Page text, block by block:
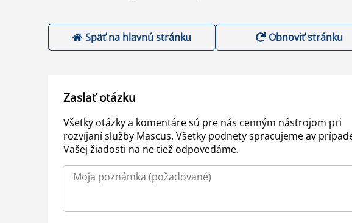
Späť na hlavnú stránku Obnoviť stránku
Zaslať otázku
Všetky otázky a komentáre sú pre nás cenným nástrojom pri
rozvíjaní služby Mascus. Všetky podnety spracujeme av
Vašej žiadosti na ne tiež odpovedáme.